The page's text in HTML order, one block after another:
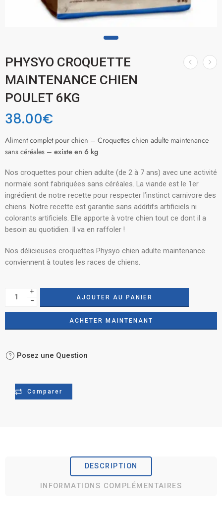
PHYSYO CROQUETTE
MAINTENANCE CHIEN
POULET 6KG
38.00€
Aliment complet pour chien – Croquettes chien adulte maintenance
sans céréales – existe en 6 kg
Nos croquettes pour chien adulte (de 2 à 7 ans) avec une activité
normale sont fabriquées sans céréales. La viande est le 1er
ingrédient de notre recette pour respecter l’instinct carnivore des
chiens. Notre recette est garantie sans additifs artificiels ni
colorants artificiels. Elle apporte à votre chien tout ce dont il a
besoin au quotidien. Il va en raffoler !
Nos délicieuses croquettes Physyo chien adulte maintenance
conviennent à toutes les races de chiens.
+
−
AJOUTER AU PANIER
ACHETER MAINTENANT
Posez une Question
Comparer
DESCRIPTION
INFORMATIONS COMPLÉMENTAIRES